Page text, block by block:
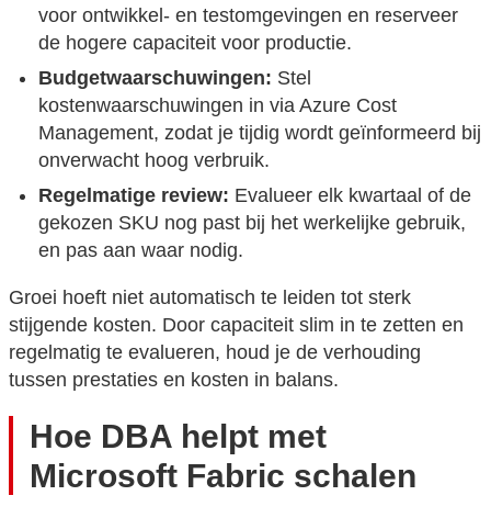
voor ontwikkel- en testomgevingen en reserveer
de hogere capaciteit voor productie.
Budgetwaarschuwingen: Stel
kostenwaarschuwingen in via Azure Cost
Management, zodat je tijdig wordt geïnformeerd bij
onverwacht hoog verbruik.
Regelmatige review: Evalueer elk kwartaal of de
gekozen SKU nog past bij het werkelijke gebruik,
en pas aan waar nodig.
Groei hoeft niet automatisch te leiden tot sterk
stijgende kosten. Door capaciteit slim in te zetten en
regelmatig te evalueren, houd je de verhouding
tussen prestaties en kosten in balans.
Hoe DBA helpt met
Microsoft Fabric schalen